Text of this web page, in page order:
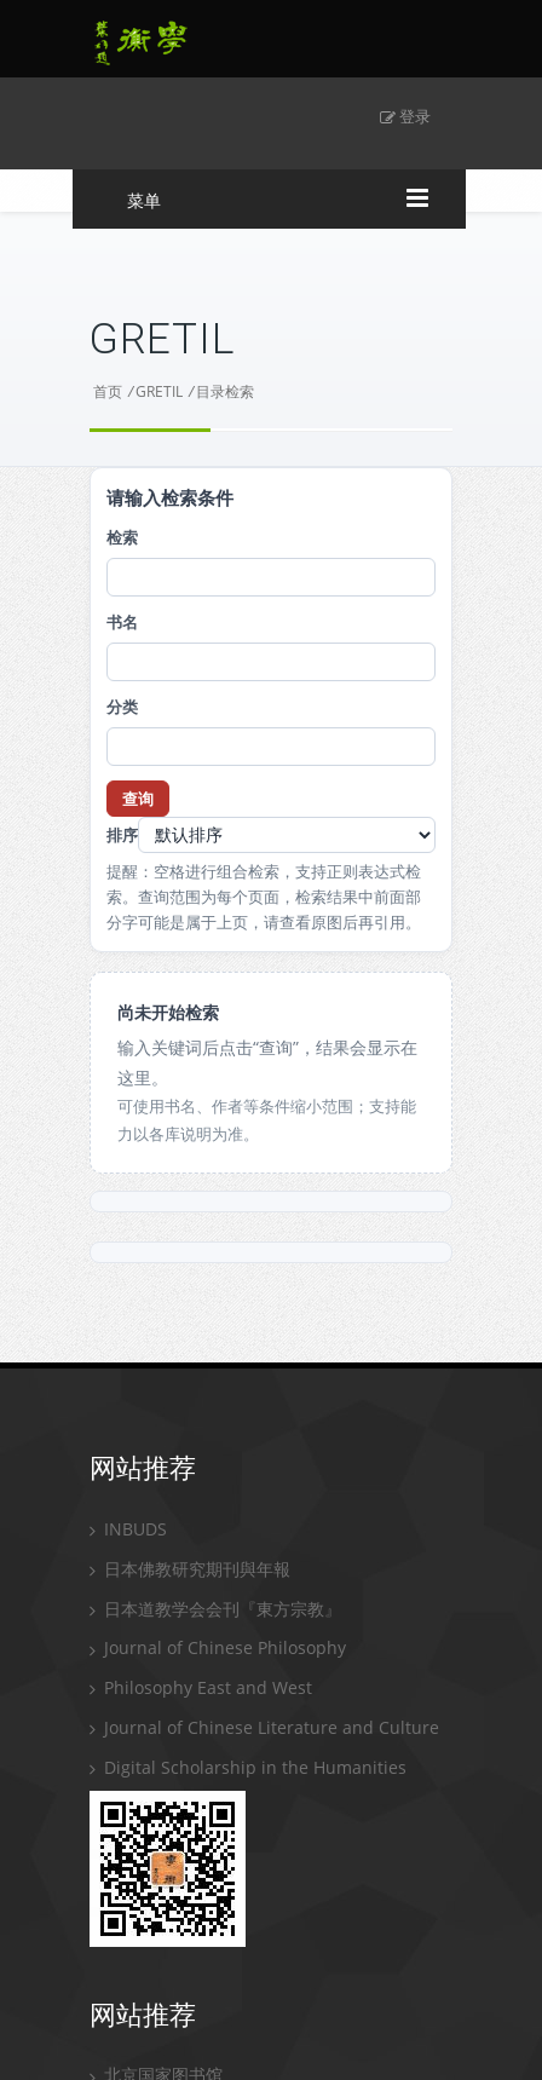
登录
菜单
GRETIL
首页 /GRETIL /目录检索
请输入检索条件
检索
书名
分类
查询
排序
提醒：空格进行组合检索，支持正则表达式检
索。查询范围为每个页面，检索结果中前面部
分字可能是属于上页，请查看原图后再引用。
尚未开始检索
输入关键词后点击“查询”，结果会显示在
这里。
可使用书名、作者等条件缩小范围；支持能
力以各库说明为准。
网站推荐
INBUDS
日本佛教研究期刊與年報
日本道教学会会刊『東方宗教』
Journal of Chinese Philosophy
Philosophy East and West
Journal of Chinese Literature and Culture
Digital Scholarship in the Humanities
网站推荐
北京国家图书馆